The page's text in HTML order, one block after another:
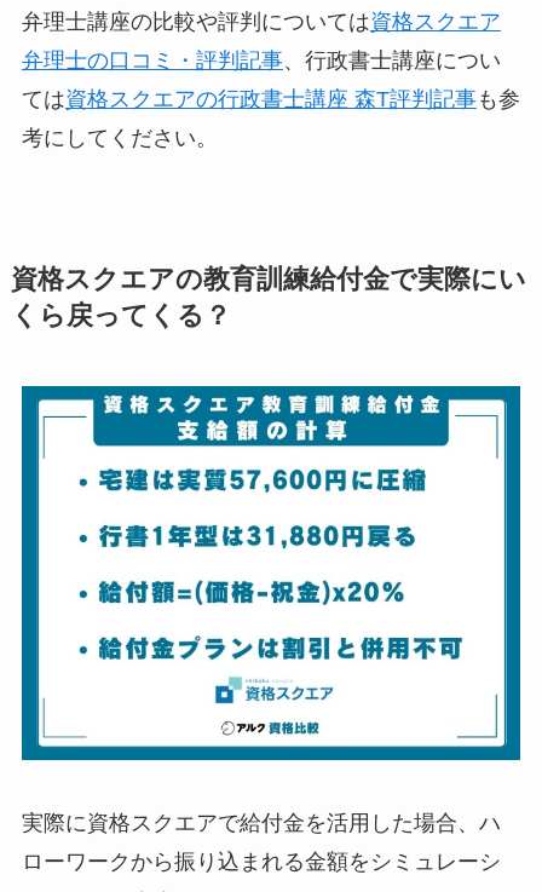
弁理士講座の比較や評判については資格スクエア
弁理士の口コミ・評判記事、行政書士講座につい
ては資格スクエアの行政書士講座 森T評判記事も参
考にしてください。
資格スクエアの教育訓練給付金で実際にい
くら戻ってくる？
実際に資格スクエアで給付金を活用した場合、ハ
ローワークから振り込まれる金額をシミュレーシ